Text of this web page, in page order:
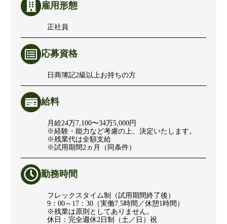
雇用形態
正社員
応募資格
日商簿記2級以上お持ちの方
給料
月給24万7,100〜34万5,000円
※経験・能力など考慮の上、決定いたします。
※残業代は全額支給
※試用期間2ヵ月（同条件）
勤務時間
フレックスタイム制（試用期間終了後）
9：00～17：30（実働7.5時間／休憩1時間）
※残業は原則としてありません。
休日：完全週休2日制（土／日）祝